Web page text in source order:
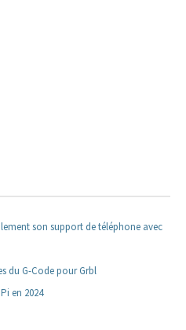
son support de téléphone avec
du G-Code pour Grbl
en 2024